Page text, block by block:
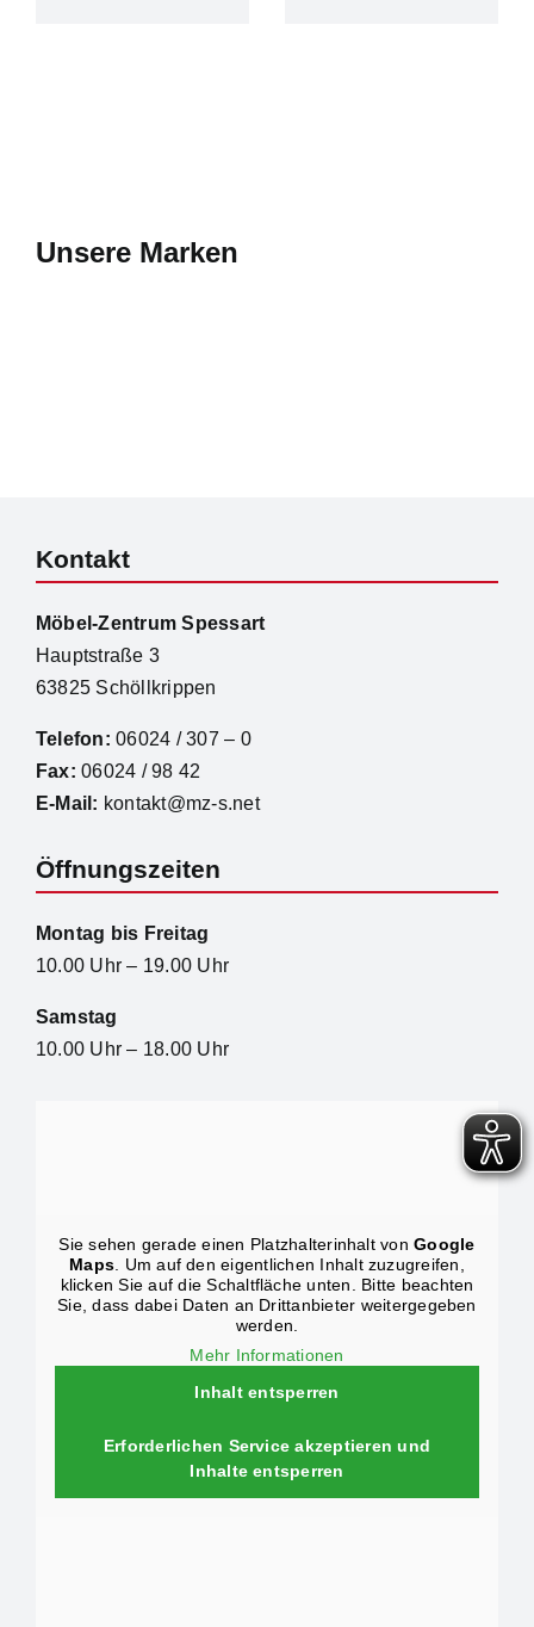
Unsere Marken
Sie sehen gerade einen Platzhalterinhalt vonGoogle
Maps. Um auf den eigentlichen Inhalt zuzugreifen,
klicken Sie auf die Schaltfläche unten. Bitte beachten
Sie, dass dabei Daten an Drittanbieter weitergegeben
werden.
Mehr Informationen
Inhalt entsperren
Erforderlichen Service akzeptieren und
Inhalte entsperren
Kontakt
Möbel-Zentrum Spessart
Hauptstraße 3
63825 Schöllkrippen
Telefon: 06024 / 307 – 0
Fax: 06024 / 98 42
E-Mail: kontakt@mz-s.net
Öffnungszeiten
Montag bis Freitag
10.00 Uhr – 19.00 Uhr
Samstag
10.00 Uhr – 18.00 Uhr